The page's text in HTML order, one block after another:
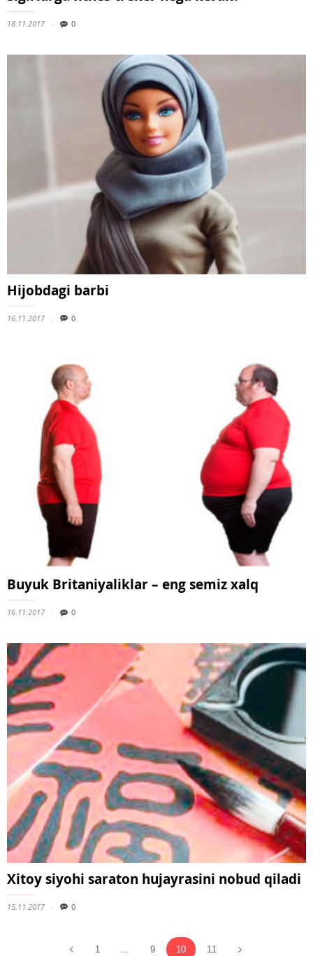
18.11.2017 0
Hijobdagi barbi
16.11.2017 0
Buyuk Britaniyaliklar – eng semiz xalq
16.11.2017 0
Xitoy siyohi saraton hujayrasini nobud qiladi
15.11.2017 0
1 ... 9 10 11